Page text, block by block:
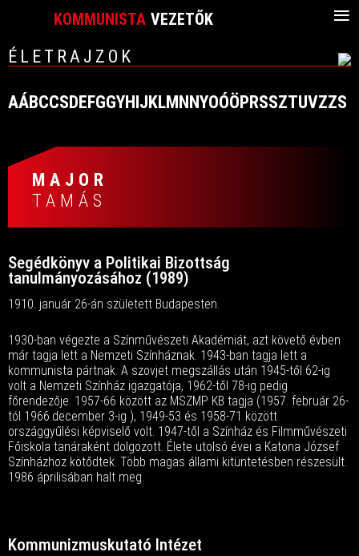
KOMMUNISTA VEZETŐK ≡
ÉLETRAJZOK
AÁBCCSDEFGGYHIJKLMNNYOÓÖPRSSZTUVZZS
MAJOR
TAMÁS
Segédkönyv a Politikai Bizottság
tanulmányozásához (1989)
1910. január 26-án született Budapesten.
1930-ban végezte a Színművészeti Akadémiát, azt követő évben
már tagja lett a Nemzeti Színháznak. 1943-ban tagja lett a
kommunista pártnak. A szovjet megszállás után 1945-től 62-ig
volt a Nemzeti Színház igazgatója, 1962-től 78-ig pedig
főrendezője. 1957-66 között az MSZMP KB tagja (1957. február 26-
tól 1966.december 3-ig ), 1949-53 és 1958-71 között
országgyűlési képviselő volt. 1947-től a Színház és Filmművészeti
Főiskola tanáraként dolgozott. Élete utolsó évei a Katona József
Színházhoz kötődtek. Több magas állami kitüntetésben részesült.
1986 áprilisában halt meg.
Kommunizmuskutató Intézet